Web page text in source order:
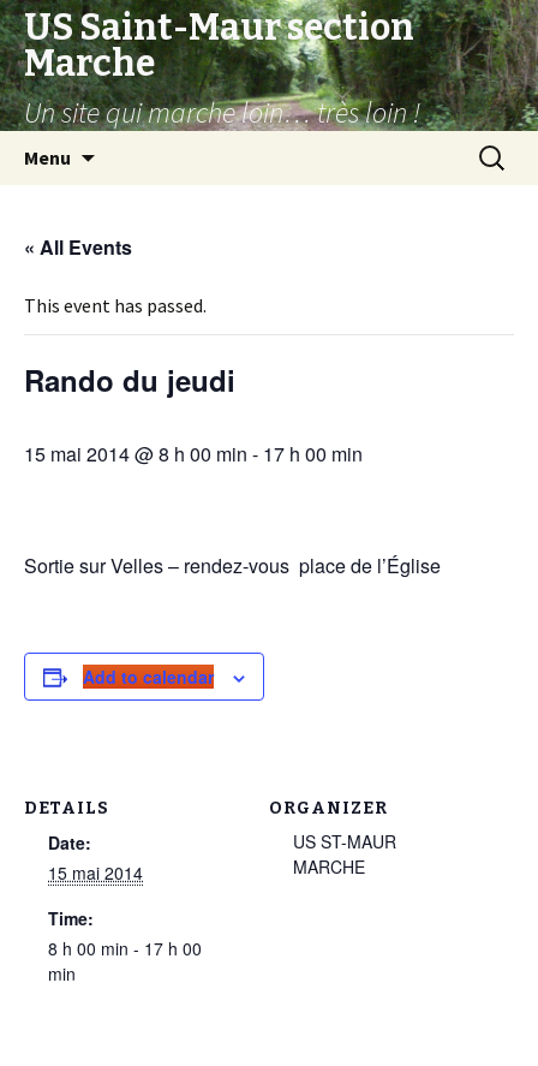
US Saint-Maur section
Marche
Un site qui marche loin… très loin !
Menu
« All Events
This event has passed.
Rando du jeudi
15 mai 2014 @ 8 h 00 min - 17 h 00 min
Sortie sur Velles – rendez-vous place de l’Église
Add to calendar
DETAILS
Date:
15 mai 2014
Time:
8 h 00 min - 17 h 00
min
ORGANIZER
US ST-MAUR
MARCHE